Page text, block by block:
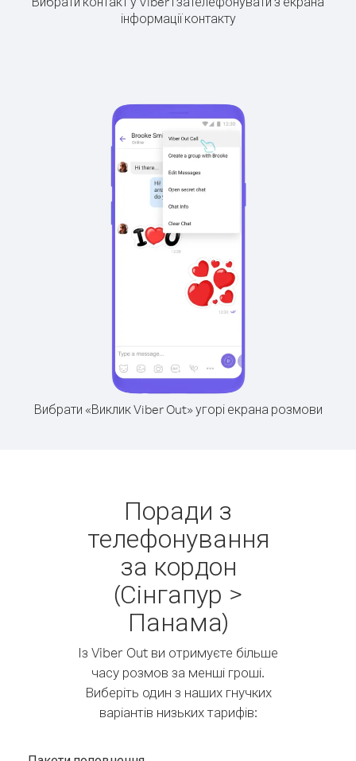
інформації контакту
Вибрати «Виклик Viber Out» угорі екрана розмови
Поради з
телефонування
за кордон
(Сінгапур >
Панама)
Із Viber Out ви отримуєте більше
часу розмов за менші гроші.
Виберіть один з наших гнучких
варіантів низьких тарифів: